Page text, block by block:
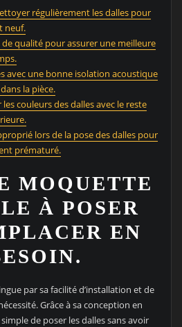
régulièrement les dalles pour
neuf.
de qualité pour assurer une meilleure
avec une bonne isolation acoustique
la pièce.
couleurs des dalles avec le reste
lors de la pose des dalles pour
prématuré.
MOQUETTE
À POSER
EN
par sa facilité d’installation et de
Grâce à sa conception en
de poser les dalles sans avoir